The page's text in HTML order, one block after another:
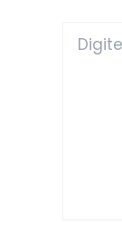
aqui...